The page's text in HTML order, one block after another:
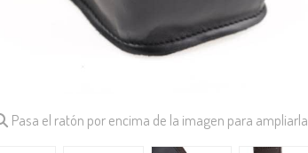
Pasa el ratón por encima de la imagen para ampliarla